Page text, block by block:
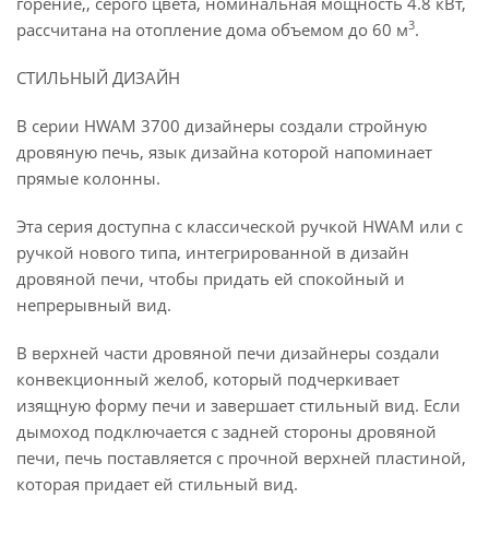
рассчитана на отопление дома объемом до 60 м3.
СТИЛЬНЫЙ ДИЗАЙН
В серии HWAM 3700 дизайнеры создали стройную
дровяную печь, язык дизайна которой напоминает
прямые колонны.
Эта серия доступна с классической ручкой HWAM или с
ручкой нового типа, интегрированной в дизайн
дровяной печи, чтобы придать ей спокойный и
непрерывный вид.
В верхней части дровяной печи дизайнеры создали
конвекционный желоб, который подчеркивает
изящную форму печи и завершает стильный вид. Если
дымоход подключается с задней стороны дровяной
печи, печь поставляется с прочной верхней пластиной,
которая придает ей стильный вид.